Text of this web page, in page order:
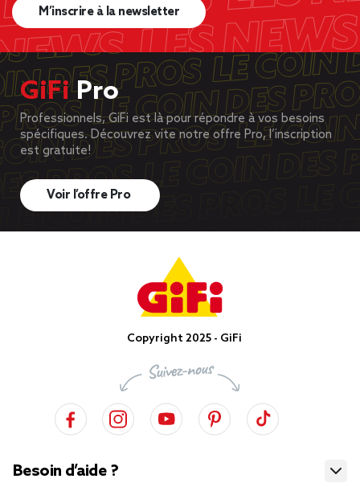
M’inscrire à la newsletter
GiFiPro
Professionnels, GiFi est là pour répondre à vos besoins
spécifiques. Découvrez vite notre offre Pro, l’inscription
est gratuite!
Voir l’offre Pro
Copyright 2025 - GiFi
Besoin d’aide ?